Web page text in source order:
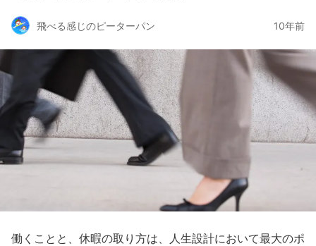
飛べる感じのピーターパン 10年前
働くことと、休暇の取り方は、人生設計において最大のポ